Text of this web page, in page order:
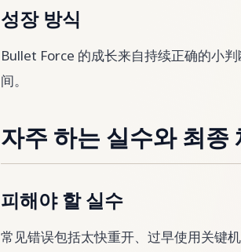
성장 방식
Bullet Force 的成长来自持续正确的小
间。
자주 하는 실수와 최종
피해야 할 실수
常见错误包括太快重开、过早使用关键